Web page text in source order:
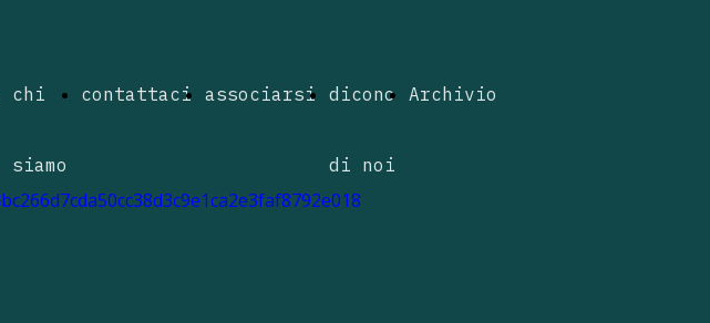
chi
siamo
contattaci associarsi dicono
di noi
Archivio